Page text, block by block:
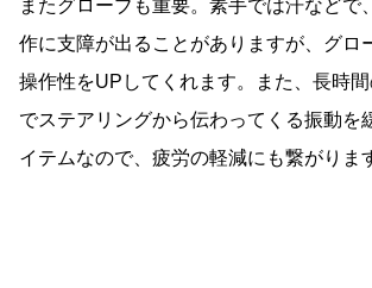
またグローブも重要。素手では汗などで
作に支障が出ることがありますが、グロ
操作性をUPしてくれます。また、長時
でステアリングから伝わってくる振動を
イテムなので、疲労の軽減にも繋がりま